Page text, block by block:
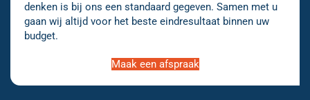
denken is bij ons een standaard gegeven. Samen met u
gaan wij altijd voor het beste eindresultaat binnen uw
budget.
Maak een afspraak